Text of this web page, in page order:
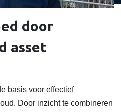
door
asset
basis voor effectief
Door inzicht te combineren